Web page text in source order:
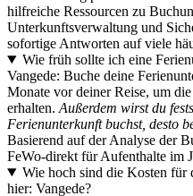
hilfreiche Ressourcen zu
Unterkunftsverwaltung und
sofortige Antworten auf viele
Wie früh sollte ich eine
Vangede: Buche deine
Monate vor deiner Reise, um
erhalten. Außerdem wirst du
Ferienunterkunft buchst, desto
Basierend auf der Analyse der
FeWo-direkt für Aufenthalte im
Wie hoch sind die Kosten für
hier: Vangede?